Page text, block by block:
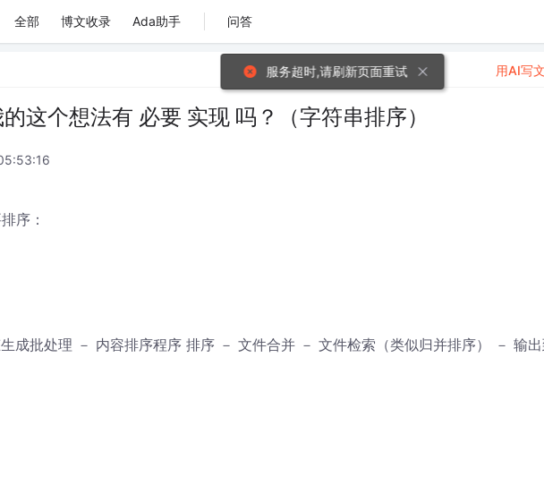
全部 博文收录 Ada助手 问答
这个想法有 必要 实现 吗？（字符串排序）
序：
成批处理 － 内容排序程序 排序 － 文件合并 － 文件检索（类似归并排序） － 输
用AI写
服务超时,请刷新页面重试